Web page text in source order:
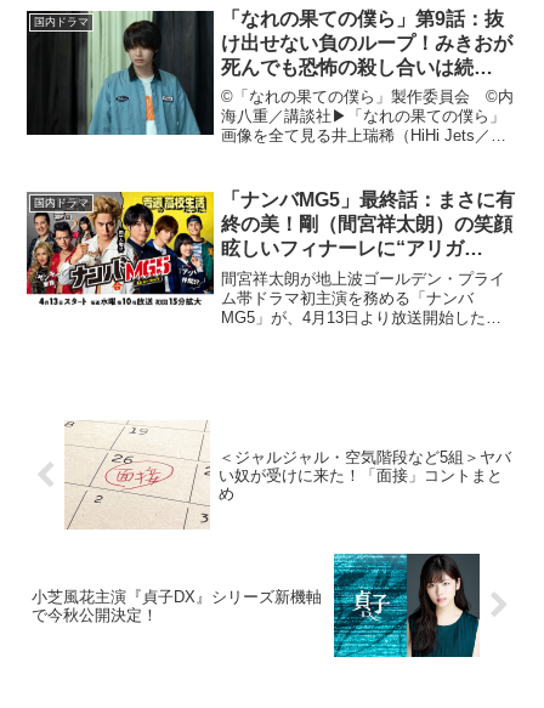
めた自衛隊候補生たちの熱き青春と成長
を描いた物語。佐野...
国内ドラマ
「なれの果ての僕ら」第9話：抜
け出せない負のループ！みきおが
死んでも恐怖の殺し合いは続
く…。
©「なれの果ての僕ら」製作委員会 ©内
海八重／講談社▶︎「なれの果ての僕ら」
画像を全て見る井上瑞稀（HiHi Jets／ジ
東京系）が、2023年6月27日深夜にスタ...
国内ドラマ
「ナンバMG5」最終話：まさに有
終の美！剛（間宮祥太朗）の笑顔
眩しいフィナーレに“アリガ
ト”！！
間宮祥太朗が地上波ゴールデン・プライ
ム帯ドラマ初主演を務める「ナンバ
MG5」が、4月13日より放送開始した。
＜ジャルジャル・空気階段など5組＞ヤバ
い奴が受けに来た！「面接」コントまと
め
小芝風花主演『貞子DX』シリーズ新機軸
で今秋公開決定！